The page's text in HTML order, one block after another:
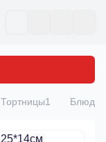
Тортницы1 Блюдо